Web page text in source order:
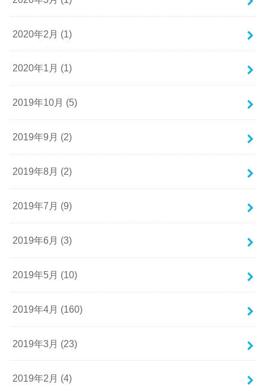
2020年2月 (1)
2020年1月 (1)
2019年10月 (5)
2019年9月 (2)
2019年8月 (2)
2019年7月 (9)
2019年6月 (3)
2019年5月 (10)
2019年4月 (160)
2019年3月 (23)
2019年2月 (4)